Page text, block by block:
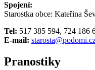
Spojení:
Starostka obce: Kateřina
Tel: 517 385 594, 724 186
E-mail:
Pranostiky